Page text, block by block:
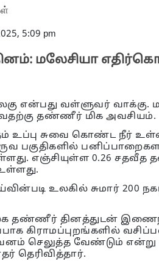
5:09 pm
மலேசியா
என்பது வள்ளுவர்
தண்ணீர் மிக அவசியம்.
உப்பு சுவை கொண்ட நீர்
பகுதிகளில்
எஞ்சியுள்ள 0.26
உலகில் சுமார்
தண்ணீர் தினத்துடன்
கிராமப்புறங்களில்
கவனம் செலுத்த வேண்டும்
தெரிவித்தார்.